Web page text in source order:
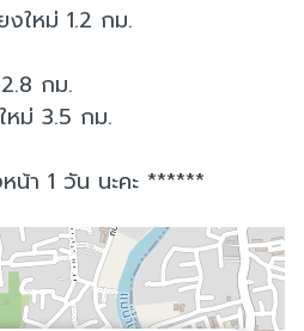
งใหม่ 1.2 กม.
กม.
หม่ 3.5 กม.
า 1 วัน นะคะ ******